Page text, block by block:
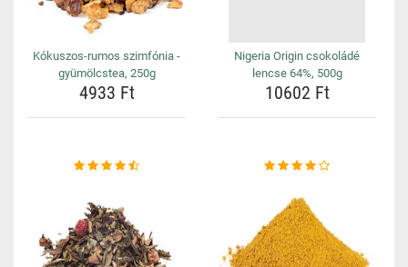
Kókuszos-rumos szimfónia -
gyümölcstea, 250g
4933 Ft
Nigeria Origin csokoládé
lencse 64%, 500g
10602 Ft